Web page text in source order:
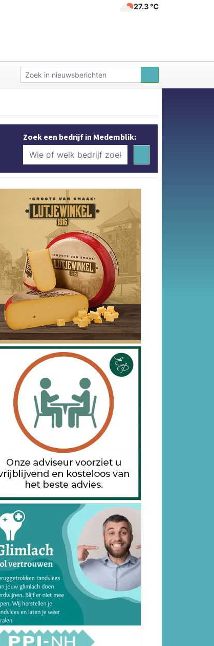
27.3 ℃
Zoek een bedrijf in Medemblik: